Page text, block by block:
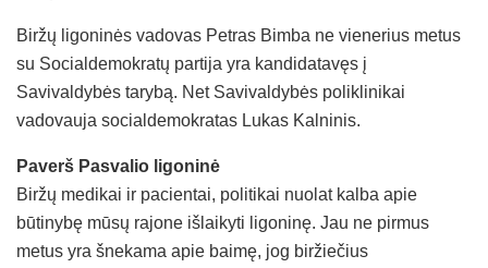
Biržų ligoninės vadovas Petras Bimba ne vienerius metus
su Socialdemokratų partija yra kandidatavęs į
Savivaldybės tarybą. Net Savivaldybės poliklinikai
vadovauja socialdemokratas Lukas Kalninis.
Paverš Pasvalio ligoninė
Biržų medikai ir pacientai, politikai nuolat kalba apie
būtinybę mūsų rajone išlaikyti ligoninę. Jau ne pirmus
metus yra šnekama apie baimę, jog biržiečius